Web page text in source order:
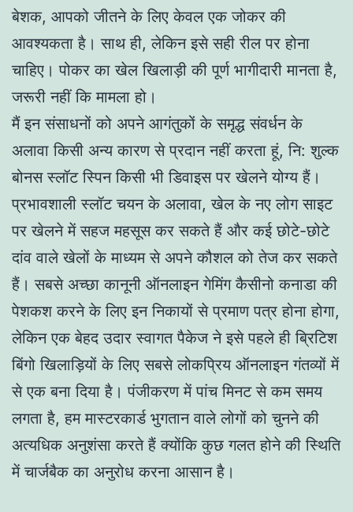
बेशक, आपको जीतने के लिए केवल एक जोकर की
आवश्यकता है। साथ ही, लेकिन इसे सही रील पर होना
चाहिए। पोकर का खेल खिलाड़ी की पूर्ण भागीदारी मानता है,
जरूरी नहीं कि मामला हो।
मैं इन संसाधनों को अपने आगंतुकों के समृद्ध संवर्धन के
अलावा किसी अन्य कारण से प्रदान नहीं करता हूं, नि: शुल्क
बोनस स्लॉट स्पिन किसी भी डिवाइस पर खेलने योग्य हैं।
प्रभावशाली स्लॉट चयन के अलावा, खेल के नए लोग साइट
पर खेलने में सहज महसूस कर सकते हैं और कई छोटे-छोटे
दांव वाले खेलों के माध्यम से अपने कौशल को तेज कर सकते
हैं। सबसे अच्छा कानूनी ऑनलाइन गेमिंग कैसीनो कनाडा की
पेशकश करने के लिए इन निकायों से प्रमाण पत्र होना होगा,
लेकिन एक बेहद उदार स्वागत पैकेज ने इसे पहले ही ब्रिटिश
बिंगो खिलाड़ियों के लिए सबसे लोकप्रिय ऑनलाइन गंतव्यों में
से एक बना दिया है। पंजीकरण में पांच मिनट से कम समय
लगता है, हम मास्टरकार्ड भुगतान वाले लोगों को चुनने की
अत्यधिक अनुशंसा करते हैं क्योंकि कुछ गलत होने की स्थिति
में चार्जबैक का अनुरोध करना आसान है।